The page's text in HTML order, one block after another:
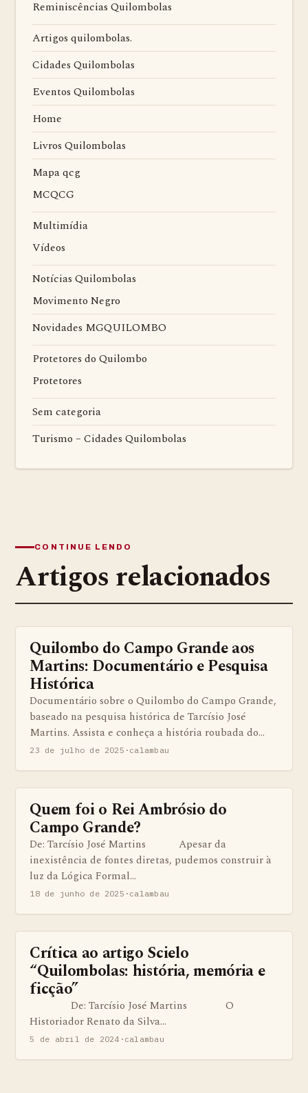
Reminiscências Quilombolas
Artigos quilombolas.
Cidades Quilombolas
Eventos Quilombolas
Home
Livros Quilombolas
Mapa qcg
MCQCG
Multimídia
Vídeos
Notícias Quilombolas
Movimento Negro
Novidades MGQUILOMBO
Protetores do Quilombo
Protetores
Sem categoria
Turismo – Cidades Quilombolas
CONTINUE LENDO
Artigos relacionados
BENS QUILOMBOLAS MATERIAS E IMATERIAIS
Quilombo do Campo Grande aos
Martins: Documentário e Pesquisa
Histórica
Documentário sobre o Quilombo do Campo Grande,
baseado na pesquisa histórica de Tarcísio José
Martins. Assista e conheça a história roubada do…
23 de julho de 2025 · calambau
ARTIGOS
Quem foi o Rei Ambrósio do
Campo Grande?
De: Tarcísio José Martins Apesar da
inexistência de fontes diretas, pudemos construir à
luz da Lógica Formal…
18 de junho de 2025 · calambau
BENS QUILOMBOLAS MATERIAS E IMATERIAIS
Crítica ao artigo Scielo
“Quilombolas: história, memória e
ficção”
De: Tarcísio José Martins O
Historiador Renato da Silva…
5 de abril de 2024 · calambau